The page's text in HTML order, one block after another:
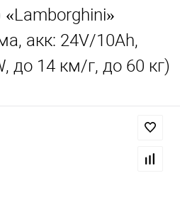
«Lamborghini»
акк: 24V/10Ah,
до 14 км/г, до 60 кг)